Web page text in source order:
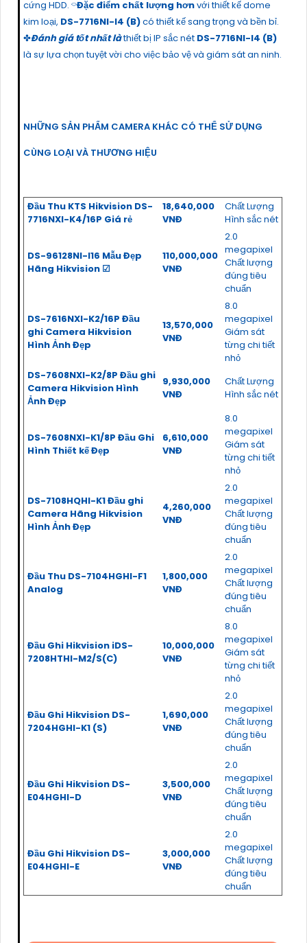
cứng HDD. ⌔Đặc điểm chất lượng hơnvới thiết kế dome
kim loại, DS-7716NI-I4 (B)có thiết kế sang trọng và bền bỉ.
✤Đánh giá tốt nhất làthiết bị IP sắc nét DS-7716NI-I4 (B)
là sự lựa chọn tuyệt vời cho việc bảo vệ và giám sát an ninh.
NHỮNG SẢN PHẨM CAMERA KHÁC CÓ THỂ SỬ DỤNG
CÙNG LOẠI VÀ THƯƠNG HIỆU
Đầu Thu KTS Hikvision DS-
7716NXI-K4/16P Giá rẻ
18,640,000
VNĐ
Chất Lượng
Hình sắc nét
DS-96128NI-I16 Mẫu Đẹp
Hãng Hikvision ☑
110,000,000
VNĐ
2.0
megapixel
Chất lượng
đúng tiêu
chuẩn
DS-7616NXI-K2/16P Đầu
ghi Camera Hikvision
Hình Ảnh Đẹp
13,570,000
VNĐ
8.0
megapixel
Giám sát
từng chi tiết
nhỏ
DS-7608NXI-K2/8P Đầu ghi
Camera Hikvision Hình
Ảnh Đẹp
9,930,000
VNĐ
Chất Lượng
Hình sắc nét
DS-7608NXI-K1/8P Đầu Ghi
Hình Thiết kế Đẹp
6,610,000
VNĐ
8.0
megapixel
Giám sát
từng chi tiết
nhỏ
DS-7108HQHI-K1 Đầu ghi
Camera Hãng Hikvision
Hình Ảnh Đẹp
4,260,000
VNĐ
2.0
megapixel
Chất lượng
đúng tiêu
chuẩn
Đầu Thu DS-7104HGHI-F1
Analog
1,800,000
VNĐ
2.0
megapixel
Chất lượng
đúng tiêu
chuẩn
Đầu Ghi Hikvision iDS-
7208HTHI-M2/S(C)
10,000,000
VNĐ
8.0
megapixel
Giám sát
từng chi tiết
nhỏ
Đầu Ghi Hikvision DS-
7204HGHI-K1 (S)
1,690,000
VNĐ
2.0
megapixel
Chất lượng
đúng tiêu
chuẩn
Đầu Ghi Hikvision DS-
E04HGHI-D
3,500,000
VNĐ
2.0
megapixel
Chất lượng
đúng tiêu
chuẩn
Đầu Ghi Hikvision DS-
E04HGHI-E
3,000,000
VNĐ
2.0
megapixel
Chất lượng
đúng tiêu
chuẩn